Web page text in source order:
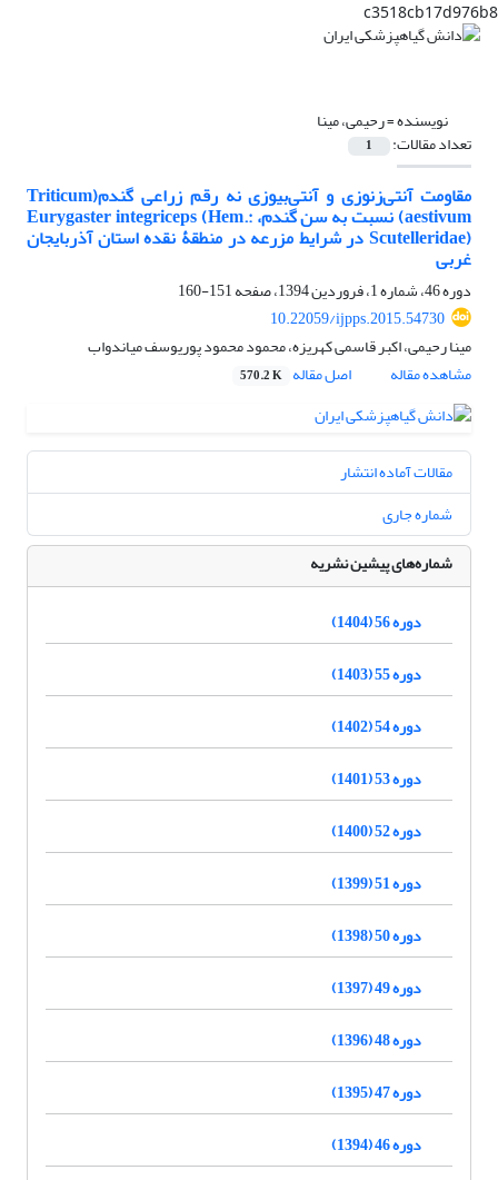
c3518cb17d976b8
نویسنده =رحیمی، مینا
تعداد مقالات: 1
مقاومت آنتی‌زنوزی و آنتی‌بیوزی نه رقم زراعی گندم(Triticum
aestivum) نسبت به سن گندم، Eurygaster integriceps (Hem.:
Scutelleridae) در شرایط مزرعه در منطقۀ نقده استان آذربایجان
غربی
دوره 46، شماره 1، فروردین 1394، صفحه
151-160
10.22059/ijpps.2015.54730
مینا رحیمی، اکبر قاسمی کهریزه، محمود محمود پوریوسف میاندواب
مشاهده مقاله
اصل مقاله 570.2 K
مقالات آماده انتشار
شماره جاری
شماره‌های پیشین نشریه
دوره 56 (1404)
دوره 55 (1403)
دوره 54 (1402)
دوره 53 (1401)
دوره 52 (1400)
دوره 51 (1399)
دوره 50 (1398)
دوره 49 (1397)
دوره 48 (1396)
دوره 47 (1395)
دوره 46 (1394)